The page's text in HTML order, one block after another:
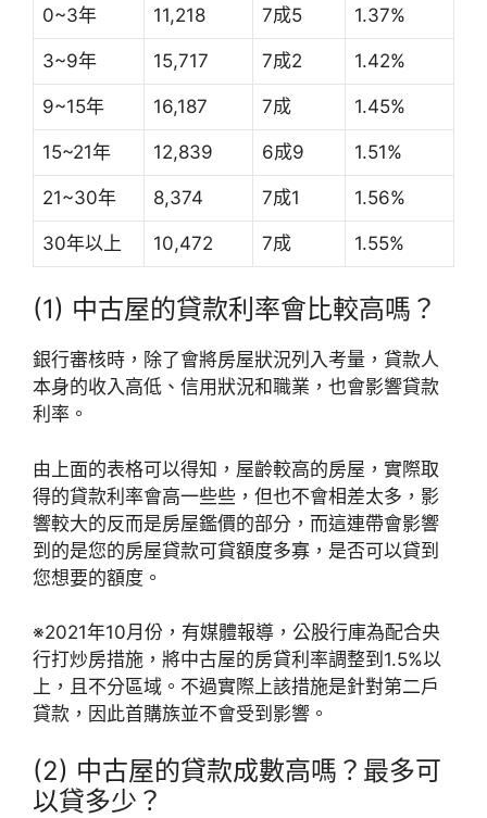
0~3年 11,218 7成5 1.37%
3~9年 15,717 7成2 1.42%
9~15年 16,187 7成 1.45%
15~21年 12,839 6成9 1.51%
21~30年 8,374 7成1 1.56%
30年以上 10,472 7成 1.55%
(1) 中古屋的貸款利率會比較高嗎？
銀行審核時，除了會將房屋狀況列入考量，貸款人
本身的收入高低、信用狀況和職業，也會影響貸款
利率。
由上面的表格可以得知，屋齡較高的房屋，實際取
得的貸款利率會高一些些，但也不會相差太多，影
響較大的反而是房屋鑑價的部分，而這連帶會影響
到的是您的房屋貸款可貸額度多寡，是否可以貸到
您想要的額度。
※2021年10月份，有媒體報導，公股行庫為配合央
行打炒房措施，將中古屋的房貸利率調整到1.5%以
上，且不分區域。不過實際上該措施是針對第二戶
貸款，因此首購族並不會受到影響。
(2) 中古屋的貸款成數高嗎？最多可
以貸多少？